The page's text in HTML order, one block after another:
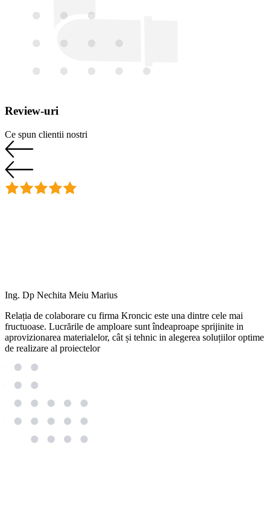
Review-uri
Ce spun clientii nostri
Ing. Dp Nechita Meiu Marius
Relația de colaborare cu firma Kroncic este una dintre cele mai
fructuoase. Lucrările de amploare sunt îndeaproape sprijinite in
aprovizionarea materialelor, cât și tehnic in alegerea soluțiilor optime
de realizare al proiectelor